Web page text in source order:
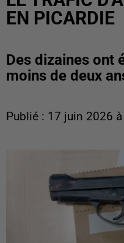
EN PICARDIE
Des dizaines ont
moins de deux
Publié : 17 juin 2026